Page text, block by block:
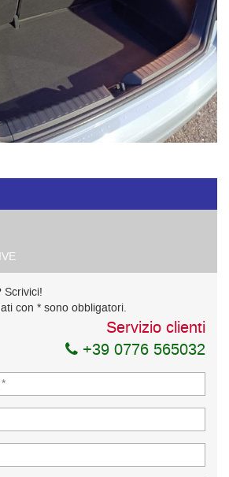
Scrivici!
con * sono obbligatori.
Servizio clienti
+39 0776 565032